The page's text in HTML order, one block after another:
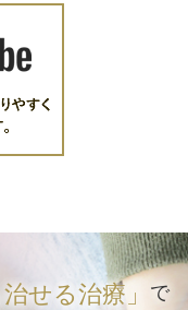
せる治療」
で